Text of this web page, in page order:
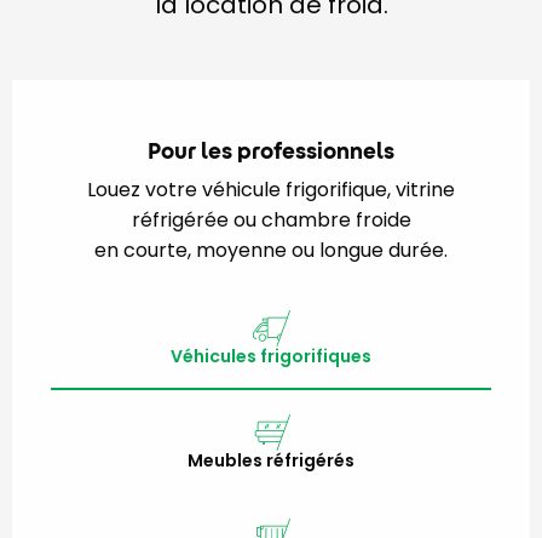
Pour les professionnels
Louez votre véhicule frigorifique, vitrine
réfrigérée ou chambre froide
en courte, moyenne ou longue durée.
Véhicules frigorifiques
Meubles réfrigérés